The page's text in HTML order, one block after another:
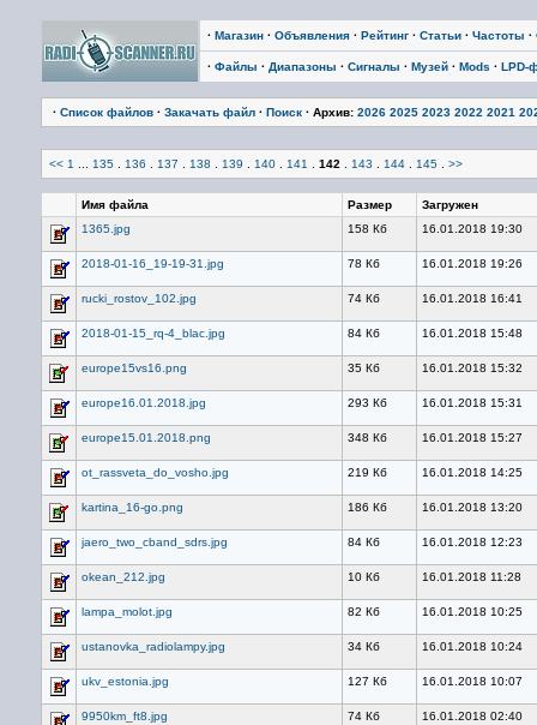
· Магазин · Объявления · Рейтинг · Статьи · Частоты ·
· Файлы · Диапазоны · Сигналы · Музей · Mods · LPD-
· Список файлов · Закачать файл · Поиск · Архив: 2026 2025 2023 2022 2021
<< 1 135 136 137 138 139 140 141 142 143 144 145 >>
Имя файла Размер
Загружен
1365.jpg
158 Кб 16.01.2018 19:30
2018-01-16_19-19-31.jpg 78 Кб 16.01.2018 19:26
rucki_rostov_102.jpg 74 Кб 16.01.2018 16:41
2018-01-15_rq-4_blac.jpg 84 Кб 16.01.2018 15:48
europe15vs16.png 35 Кб 16.01.2018 15:32
europe16.01.2018.jpg 293 Кб 16.01.2018 15:31
europe15.01.2018.png 348 Кб 16.01.2018 15:27
ot_rassveta_do_vosho.jpg 219 Кб 16.01.2018 14:25
kartina_16-go.png 186 Кб 16.01.2018 13:20
jaero_two_cband_sdrs.jpg 84 Кб 16.01.2018 12:23
okean_212.jpg 10 Кб 16.01.2018 11:28
lampa_molot.jpg 82 Кб 16.01.2018 10:25
ustanovka_radiolampy.jpg 34 Кб 16.01.2018 10:24
ukv_estonia.jpg 127 Кб 16.01.2018 10:07
9950km_ft8.jpg 74 Кб 16.01.2018 02:40